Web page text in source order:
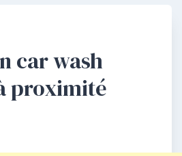
car wash
proximité